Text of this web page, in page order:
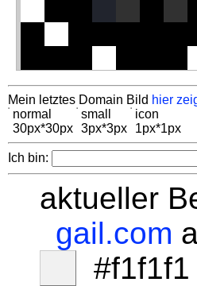
Mein letztes Domain Bild hier
normal
30px*30px
small
3px*3px
icon
1px*1px
Ich bin:
aktueller
gail.com
#f1f1f1